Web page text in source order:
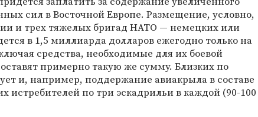
сил в Восточной Европе. Размещение, условно,
и трех тяжелых бригад НАТО — немецких или
в 1,5 миллиарда долларов ежегодно только на
средства, необходимые для их боевой
примерно такую же сумму. Близких по
и, например, поддержание авиакрыла в составе
истребителей по три эскадрильи в каждой (90-100